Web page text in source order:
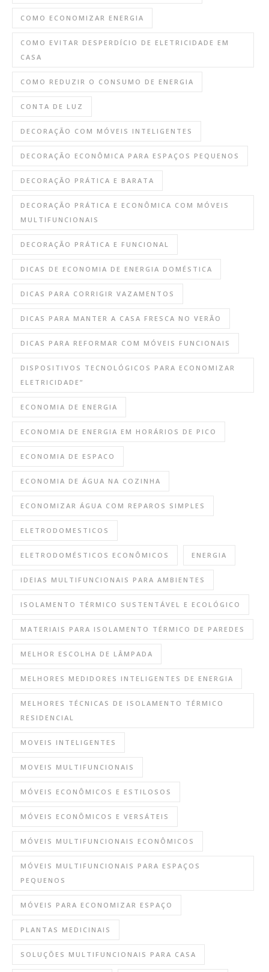
COMO ECONOMIZAR ENERGIA
COMO EVITAR DESPERDÍCIO DE ELETRICIDADE EM
CASA
COMO REDUZIR O CONSUMO DE ENERGIA
CONTA DE LUZ
DECORAÇÃO COM MÓVEIS INTELIGENTES
DECORAÇÃO ECONÔMICA PARA ESPAÇOS PEQUENOS
DECORAÇÃO PRÁTICA E BARATA
DECORAÇÃO PRÁTICA E ECONÔMICA COM MÓVEIS
MULTIFUNCIONAIS
DECORAÇÃO PRÁTICA E FUNCIONAL
DICAS DE ECONOMIA DE ENERGIA DOMÉSTICA
DICAS PARA CORRIGIR VAZAMENTOS
DICAS PARA MANTER A CASA FRESCA NO VERÃO
DICAS PARA REFORMAR COM MÓVEIS FUNCIONAIS
DISPOSITIVOS TECNOLÓGICOS PARA ECONOMIZAR
ELETRICIDADE”
ECONOMIA DE ENERGIA
ECONOMIA DE ENERGIA EM HORÁRIOS DE PICO
ECONOMIA DE ESPACO
ECONOMIA DE ÁGUA NA COZINHA
ECONOMIZAR ÁGUA COM REPAROS SIMPLES
ELETRODOMESTICOS
ELETRODOMÉSTICOS ECONÔMICOS ENERGIA
IDEIAS MULTIFUNCIONAIS PARA AMBIENTES
ISOLAMENTO TÉRMICO SUSTENTÁVEL E ECOLÓGICO
MATERIAIS PARA ISOLAMENTO TÉRMICO DE PAREDES
MELHOR ESCOLHA DE LÂMPADA
MELHORES MEDIDORES INTELIGENTES DE ENERGIA
MELHORES TÉCNICAS DE ISOLAMENTO TÉRMICO
RESIDENCIAL
MOVEIS INTELIGENTES
MOVEIS MULTIFUNCIONAIS
MÓVEIS ECONÔMICOS E ESTILOSOS
MÓVEIS ECONÔMICOS E VERSÁTEIS
MÓVEIS MULTIFUNCIONAIS ECONÔMICOS
MÓVEIS MULTIFUNCIONAIS PARA ESPAÇOS
PEQUENOS
MÓVEIS PARA ECONOMIZAR ESPAÇO
PLANTAS MEDICINAIS
SOLUÇÕES MULTIFUNCIONAIS PARA CASA